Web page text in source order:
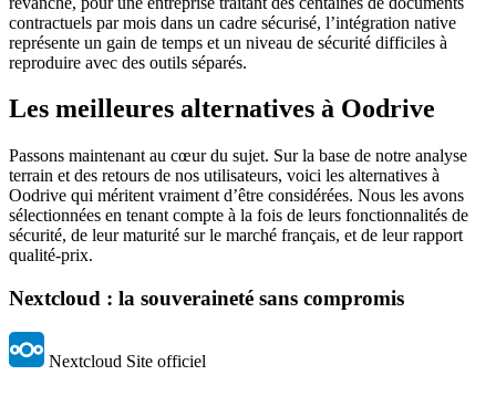
contractuels par mois dans un cadre sécurisé, l’intégration native
représente un gain de temps et un niveau de sécurité difficiles à
reproduire avec des outils séparés.
Les meilleures alternatives à Oodrive
Passons maintenant au cœur du sujet. Sur la base de notre analyse
terrain et des retours de nos utilisateurs, voici les alternatives à
Oodrive qui méritent vraiment d’être considérées. Nous les avons
sélectionnées en tenant compte à la fois de leurs fonctionnalités de
sécurité, de leur maturité sur le marché français, et de leur rapport
qualité-prix.
Nextcloud : la souveraineté sans compromis
Nextcloud Site officiel